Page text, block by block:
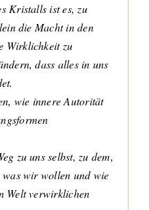
Kristalls ist es, zu
die Macht in den
Wirklichkeit zu
dass alles in uns
wie innere Autorität
zu uns selbst, zu dem,
wir wollen und wie
Welt verwirklichen